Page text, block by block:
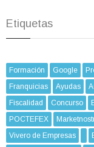
Etiquetas
Formación Google
Franquicias
Ayudas
Fiscalidad
Concurso
POCTEFEX
Vivero de Empresas